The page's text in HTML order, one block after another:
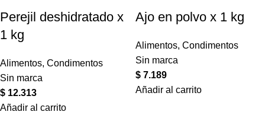
Perejil deshidratado x
1 kg
Alimentos, Condimentos
Sin marca
$ 12.313
Añadir al carrito
Ajo en polvo x 1 kg
Alimentos, Condimentos
Sin marca
$ 7.189
Añadir al carrito